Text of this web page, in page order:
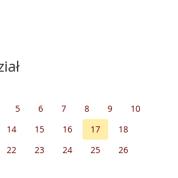
5 6 7 8 9
10
14 15 16 17
18
22 23 24 25
26